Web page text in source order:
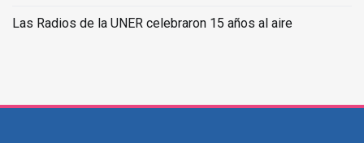
Las Radios de la UNER celebraron 15 años al aire